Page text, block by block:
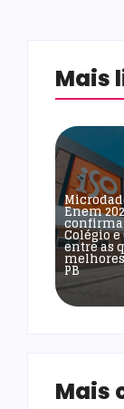
Mais
Enem
Colégio
entre as
PB
Mais